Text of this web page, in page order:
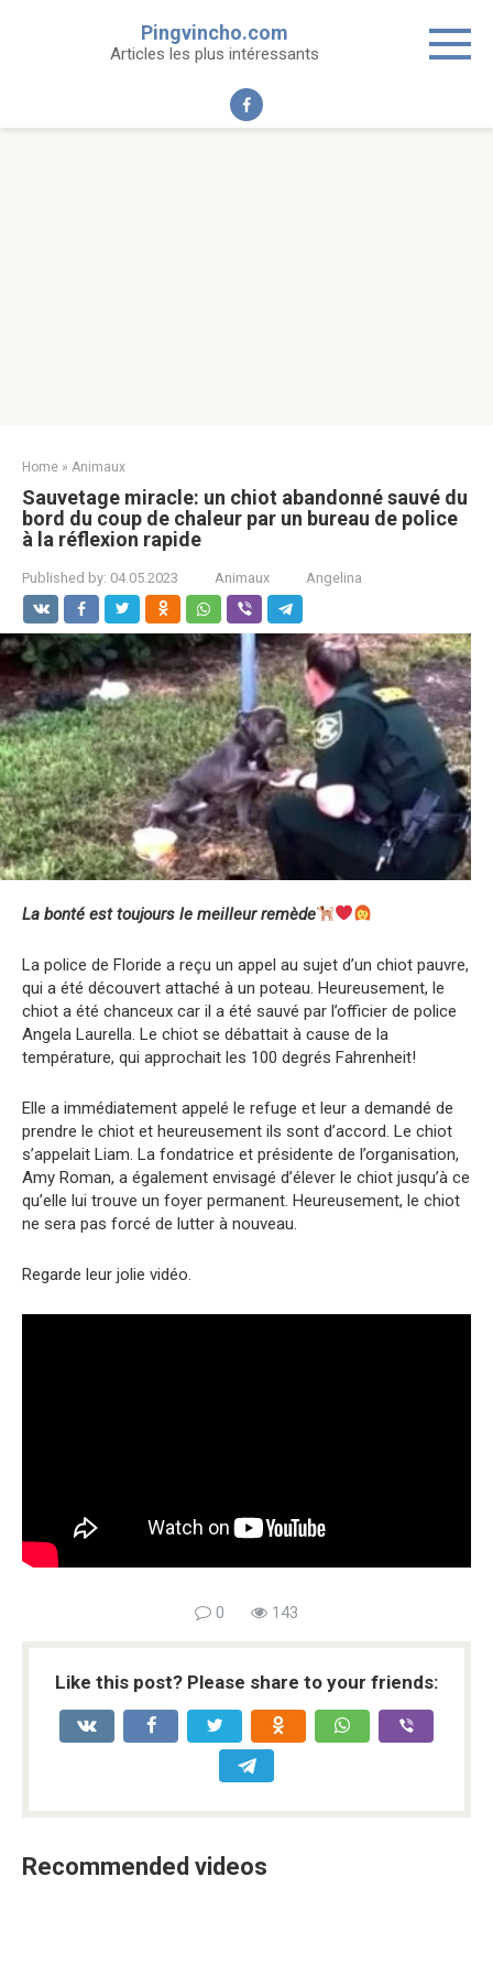
Pingvincho.com
Articles les plus intéressants
Home » Animaux
Sauvetage miracle: un chiot abandonné sauvé du
bord du coup de chaleur par un bureau de police
à la réflexion rapide
Published by: 04.05.2023 Animaux Angelina
La bonté est toujours le meilleur remède
La police de Floride a reçu un appel au sujet d’un chiot pauvre,
qui a été découvert attaché à un poteau. Heureusement, le
chiot a été chanceux car il a été sauvé par l’officier de police
Angela Laurella. Le chiot se débattait à cause de la
température, qui approchait les 100 degrés Fahrenheit!
Elle a immédiatement appelé le refuge et leur a demandé de
prendre le chiot et heureusement ils sont d’accord. Le chiot
s’appelait Liam. La fondatrice et présidente de l’organisation,
Amy Roman, a également envisagé d’élever le chiot jusqu’à ce
qu’elle lui trouve un foyer permanent. Heureusement, le chiot
ne sera pas forcé de lutter à nouveau.
Regarde leur jolie vidéo.
0 143
Like this post? Please share to your friends:
Recommended videos